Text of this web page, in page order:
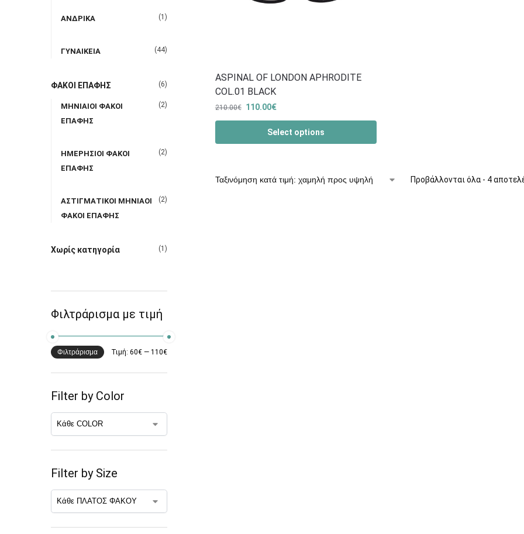
ASPINAL OF LONDOΝ APHRODITE
COL.01 BLACK
210.00€ 110.00€
Select options
Προβάλλονται όλα - 4
ΑΝΔΡΙΚΑ (1)
ΓΥΝΑΙΚΕΙΑ (44)
ΦΑΚΟΙ ΕΠΑΦΗΣ (6)
ΜΗΝΙΑΙΟΙ ΦΑΚΟΙ
ΕΠΑΦΗΣ
(2)
ΗΜΕΡΗΣΙΟΙ ΦΑΚΟΙ
ΕΠΑΦΗΣ
(2)
ΑΣΤΙΓΜΑΤΙΚΟΙ ΜΗΝΙΑΟΙ
ΦΑΚΟΙ ΕΠΑΦΗΣ
(2)
Χωρίς κατηγορία (1)
Φιλτράρισμα με τιμή
Φιλτράρισμα Τιμή: 60€— 110€
Filter by Color
Filter by Size